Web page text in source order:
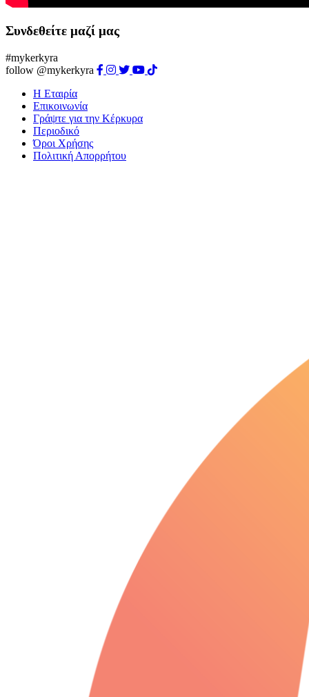
Συνδεθείτε μαζί μας
#mykerkyra
follow @mykerkyra
Η Εταιρία
Επικοινωνία
Γράψτε για την Κέρκυρα
Περιοδικό
Όροι Χρήσης
Πολιτική Απορρήτου